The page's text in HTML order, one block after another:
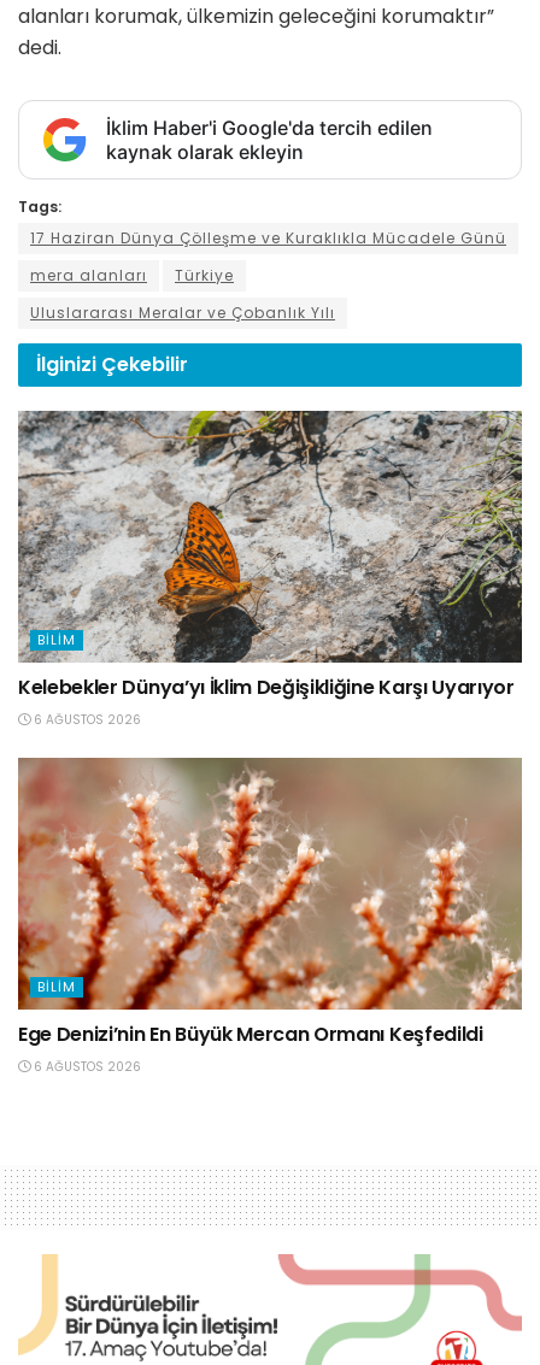
alanları korumak, ülkemizin geleceğini korumaktır”
dedi.
İklim Haber'i Google'da tercih edilen
kaynak olarak ekleyin
Tags:
17 Haziran Dünya Çölleşme ve Kuraklıkla Mücadele Günü
mera alanları
Türkiye
Uluslararası Meralar ve Çobanlık Yılı
İlginizi Çekebilir
BILIM
Kelebekler Dünya’yı İklim Değişikliğine Karşı Uyarıyor
6 AĞUSTOS 2026
BILIM
Ege Denizi’nin En Büyük Mercan Ormanı Keşfedildi
6 AĞUSTOS 2026